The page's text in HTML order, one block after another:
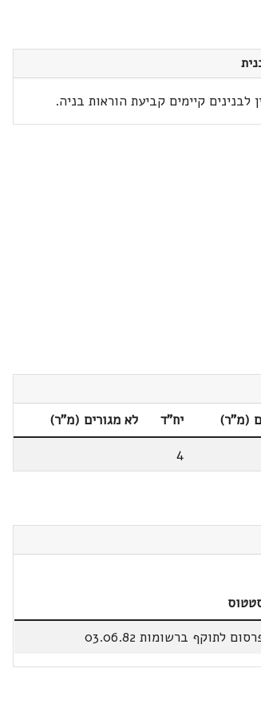
לבנינים קיימים קביעת הוראות בניה.
(מ"ר) יח"ד
לא מגורים (מ"ר)
4
לתוקף ברשומות 03.06.82